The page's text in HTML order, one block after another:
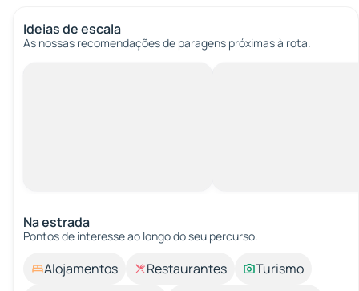
Ideias de escala
As nossas recomendações de paragens próximas à rota.
Na estrada
Pontos de interesse ao longo do seu percurso.
Alojamentos Restaurantes
Turismo